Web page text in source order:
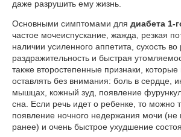
даже разрушить ему жизнь.
Основными симптомами для диабета 1-
частое мочеиспускание, жажда, резкая
наличии усиленного аппетита, сухость во
раздражительность и быстрая
также второстепенные признаки, которые
оставлять без внимания: боль в сердце,
мышцах, кожный зуд, появление
сна. Если речь идет о ребенке, то можно
появление ночного недержания мочи (не
ранее) и очень быстрое ухудшение